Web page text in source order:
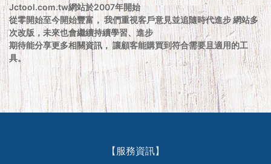
Jctool.com.tw網站於2007年開始
從零開始至今開始豐富， 我們重視客戶意見並追隨時代進步 網站多
次改版，未來也會繼續持續學習、進步
期待能分享更多相關資訊， 讓顧客能購買到符合需要且適用的工
具。
【服務資訊】